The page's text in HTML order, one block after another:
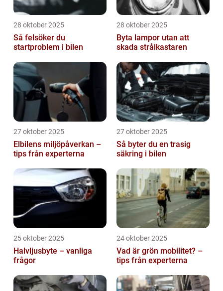
28 oktober 2025
Så felsöker du
startproblem i bilen
28 oktober 2025
Byta lampor utan att
skada strålkastaren
27 oktober 2025
Elbilens miljöpåverkan –
tips från experterna
27 oktober 2025
Så byter du en trasig
säkring i bilen
25 oktober 2025
Halvljusbyte – vanliga
frågor
24 oktober 2025
Vad är grön mobilitet? –
tips från experterna